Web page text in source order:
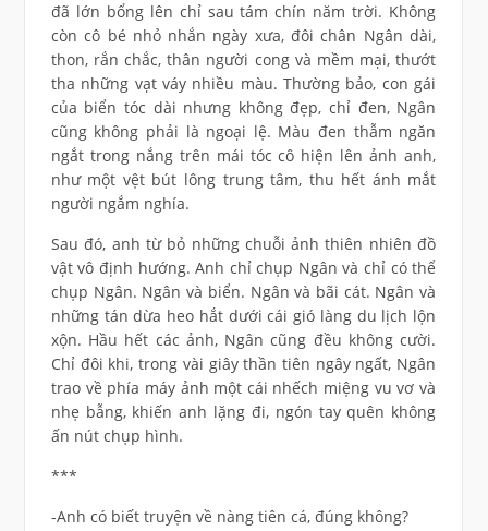
đã lớn bổng lên chỉ sau tám chín năm trời. Không
còn cô bé nhỏ nhắn ngày xưa, đôi chân Ngân dài,
thon, rắn chắc, thân người cong và mềm mại, thướt
tha những vạt váy nhiều màu. Thường bảo, con gái
của biển tóc dài nhưng không đẹp, chỉ đen, Ngân
cũng không phải là ngoại lệ. Màu đen thẫm ngăn
ngắt trong nắng trên mái tóc cô hiện lên ảnh anh,
như một vệt bút lông trung tâm, thu hết ánh mắt
người ngắm nghía.
Sau đó, anh từ bỏ những chuỗi ảnh thiên nhiên đồ
vật vô định hướng. Anh chỉ chụp Ngân và chỉ có thể
chụp Ngân. Ngân và biển. Ngân và bãi cát. Ngân và
những tán dừa heo hắt dưới cái gió làng du lịch lộn
xộn. Hầu hết các ảnh, Ngân cũng đều không cười.
Chỉ đôi khi, trong vài giây thần tiên ngây ngất, Ngân
trao về phía máy ảnh một cái nhếch miệng vu vơ và
nhẹ bẫng, khiến anh lặng đi, ngón tay quên không
ấn nút chụp hình.
***
-Anh có biết truyện về nàng tiên cá, đúng không?